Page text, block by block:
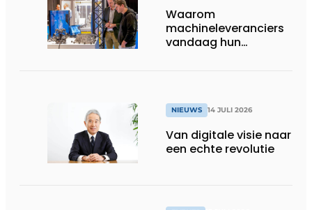
Waarom
machineleveranciers
vandaag hun
NIEUWS 14 JULI 2026
Van digitale visie naar
een echte revolutie